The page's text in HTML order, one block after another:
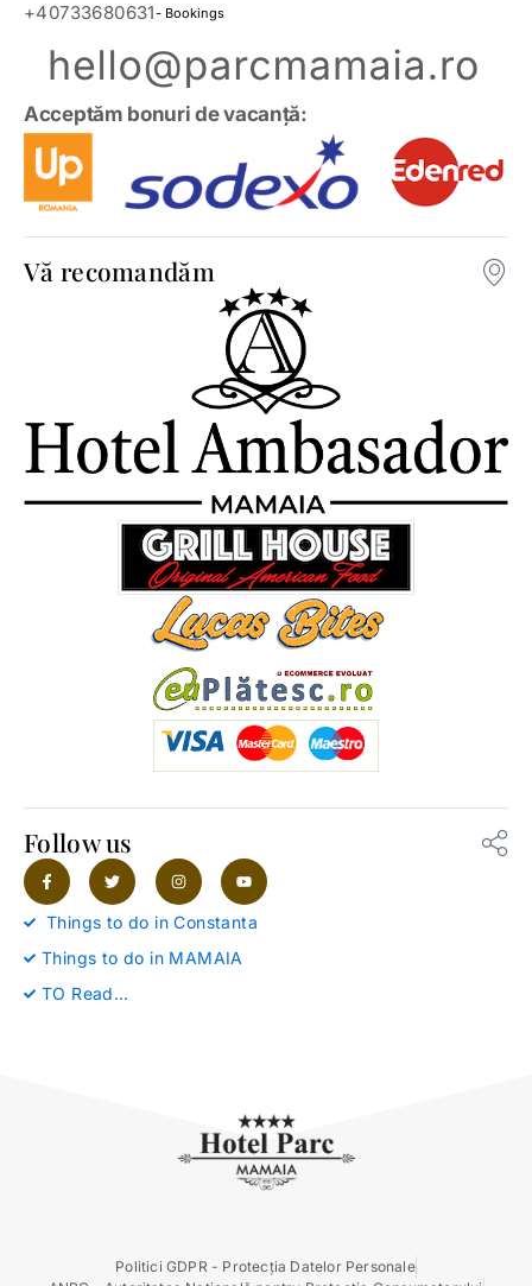
+40733680631- Bookings
Acceptăm bonuri de vacanță:
Vă recomandăm
Follow us
F
a
c
e
b
o
-
f
T
w
t
t
r
I
n
s
t
a
r
Y
o
t
u
Things to do in Constanta
Things to do in MAMAIA
TO Read…
Politici GDPR - Protecția Datelor Personale